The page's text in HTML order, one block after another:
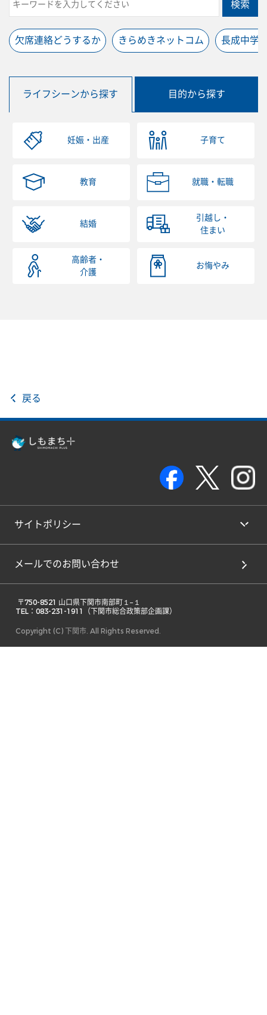
検索
欠席連絡どうするか きらめきネットコム 長成中学
ライフシーンから探す 目的から探す
妊娠・出産 子育て
教育 就職・転職
結婚
引越し・
住まい
高齢者・
介護
お悔やみ
戻る
サイトポリシー
メールでのお問い合わせ
TEL：083-231-1911（下関市総合政策部企画課）
Copyright (C) 下関市. All Rights Reserved.